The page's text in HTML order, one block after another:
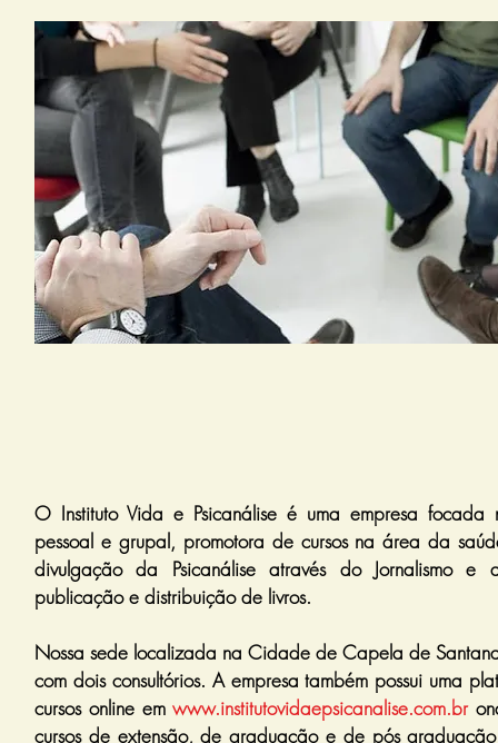
O Instituto Vida e Psicanálise é uma empresa focada
pessoal e grupal, promotora de cursos na área da
divulgação da Psicanálise através do Jornalismo e
publicação e distribuição de livros.
Nossa sede localizada na Cidade de Capela de Santana
com dois consultórios. A empresa também possui uma
cursos online emwww.institutovidaepsicanalise.com.br
cursos de extensão, de graduação e de pós